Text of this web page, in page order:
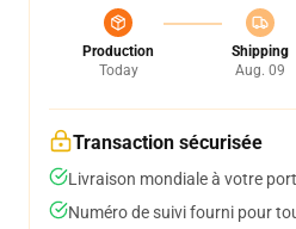
Production
Today
Shipping
Aug. 09
Transaction sécurisée
Livraison mondiale à votre
Numéro de suivi fourni pour